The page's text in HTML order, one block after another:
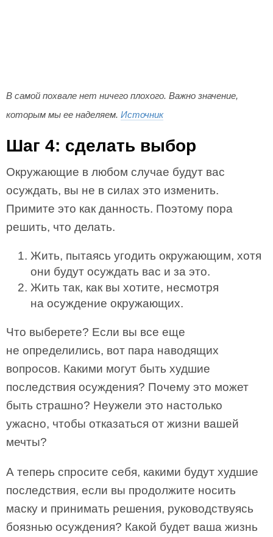
В самой похвале нет ничего плохого. Важно значение,
которым мы ее наделяем. Источник
Шаг 4: сделать выбор
Окружающие в любом случае будут вас
осуждать, вы не в силах это изменить.
Примите это как данность. Поэтому пора
решить, что делать.
Жить, пытаясь угодить окружающим, хотя
они будут осуждать вас и за это.
Жить так, как вы хотите, несмотря
на осуждение окружающих.
Что выберете? Если вы все еще
не определились, вот пара наводящих
вопросов. Какими могут быть худшие
последствия осуждения? Почему это может
быть страшно? Неужели это настолько
ужасно, чтобы отказаться от жизни вашей
мечты?
А теперь спросите себя, какими будут худшие
последствия, если вы продолжите носить
маску и принимать решения, руководствуясь
боязнью осуждения? Какой будет ваша жизнь